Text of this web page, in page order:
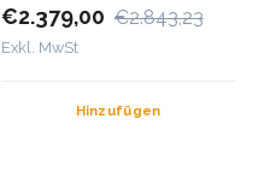
€2.379,00 €2.843,23
Exkl. MwSt
Hinzufügen